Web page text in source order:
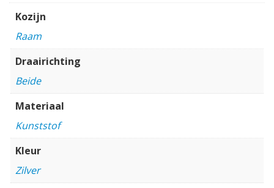
Kozijn
Raam
Draairichting
Beide
Materiaal
Kunststof
Kleur
Zilver